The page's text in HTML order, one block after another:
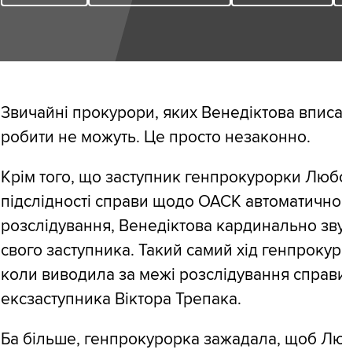
Звичайні прокурори, яких Венедіктова
робити не можуть. Це просто незаконно.
Крім того, що заступник генпрокурорки
підслідності справи щодо ОАСК
розслідування, Венедіктова кардинально
свого заступника. Такий самий хід
коли виводила за межі розслідування
ексзаступника Віктора Трепака.
Ба більше, генпрокурорка зажадала, щоб